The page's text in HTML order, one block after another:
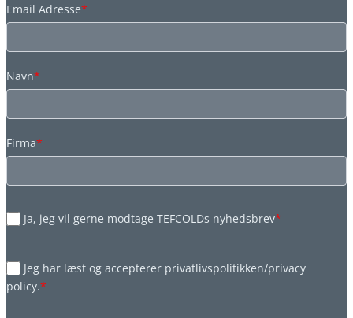
Email Adresse*
Navn*
Firma*
Ja, jeg vil gerne modtage TEFCOLDs nyhedsbrev*
Jeg har læst og accepterer privatlivspolitikken/privacy
policy.*